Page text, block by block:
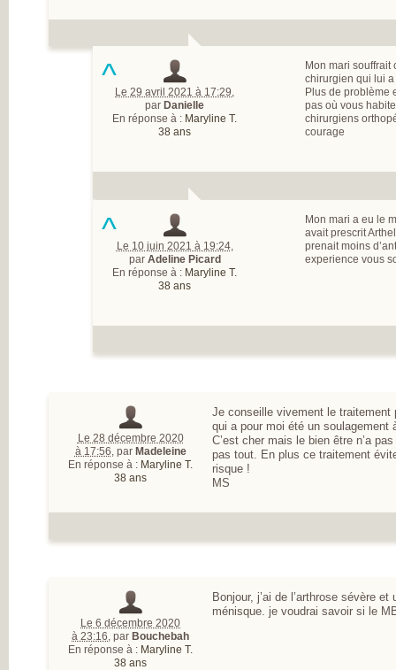
^Le 29 avril 2021 à 17:29
par Danielle
En réponse à : Maryline T.
38 ans
Mon mari souffrait
chirurgien qui lui a
Plus de problème
pas où vous
chirurgiens
courage
^Le 10 juin 2021 à 19:24,
par Adeline Picard
En réponse à : Maryline T.
38 ans
Mon mari a eu le
avait prescrit
prenait moins
experience vous
Le 28 décembre 2020
à 17:56 par Madeleine
En réponse à : Maryline T.
38 ans
Je conseille vivement le traitement
qui a pour moi été un soulagement
C’est cher mais le bien être n’a
pas tout. En plus ce traitement
risque !
MS
Le 6 décembre 2020
à 23:16 par Bouchebah
En réponse à : Maryline T.
38 ans
Bonjour, j’ai de l’arthrose sévère
ménisque. je voudrai savoir si le